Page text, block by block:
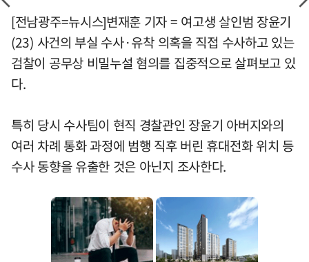
[전남광주=뉴시스]변재훈 기자 = 여고생 살인범 장윤기
(23) 사건의 부실 수사·유착 의혹을 직접 수사하고 있는
검찰이 공무상 비밀누설 혐의를 집중적으로 살펴보고 있
다.
특히 당시 수사팀이 현직 경찰관인 장윤기 아버지와의
여러 차례 통화 과정에 범행 직후 버린 휴대전화 위치 등
수사 동향을 유출한 것은 아닌지 조사한다.